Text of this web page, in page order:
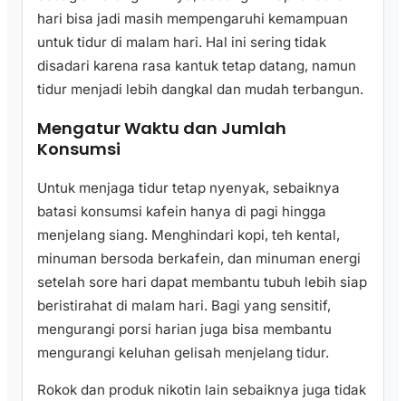
hari bisa jadi masih mempengaruhi kemampuan
untuk tidur di malam hari. Hal ini sering tidak
disadari karena rasa kantuk tetap datang, namun
tidur menjadi lebih dangkal dan mudah terbangun.
Mengatur Waktu dan Jumlah
Konsumsi
Untuk menjaga tidur tetap nyenyak, sebaiknya
batasi konsumsi kafein hanya di pagi hingga
menjelang siang. Menghindari kopi, teh kental,
minuman bersoda berkafein, dan minuman energi
setelah sore hari dapat membantu tubuh lebih siap
beristirahat di malam hari. Bagi yang sensitif,
mengurangi porsi harian juga bisa membantu
mengurangi keluhan gelisah menjelang tidur.
Rokok dan produk nikotin lain sebaiknya juga tidak